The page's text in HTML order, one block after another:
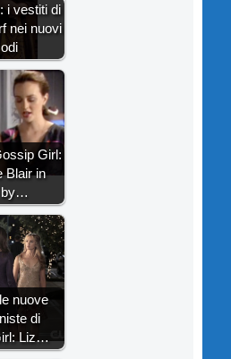
i vestiti di
nei nuovi
Girl:
Blair in
by…
nuove
di
Liz…